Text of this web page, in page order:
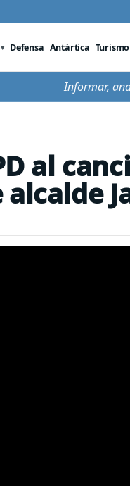
Defensa Antártica Turismo
Informar,
al